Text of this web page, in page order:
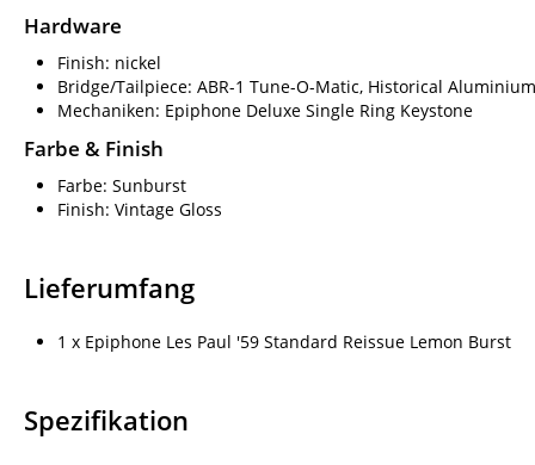
Hardware
Finish: nickel
Bridge/Tailpiece: ABR-1 Tune-O-Matic, Historical
Mechaniken: Epiphone Deluxe Single Ring Keystone
Farbe & Finish
Farbe: Sunburst
Finish: Vintage Gloss
Lieferumfang
1 x Epiphone Les Paul '59 Standard Reissue Lemon Burst
Spezifikation